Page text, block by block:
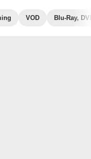
VOD Blu-Ray, DVD